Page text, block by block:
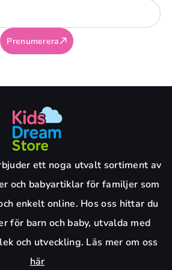
Prenumerera
ett noga utvalt sortiment av
och babyartiklar för familjer som
enkelt online. Hos oss hittar du
för barn och baby, utvalda med
och utveckling. Läs mer om oss
här